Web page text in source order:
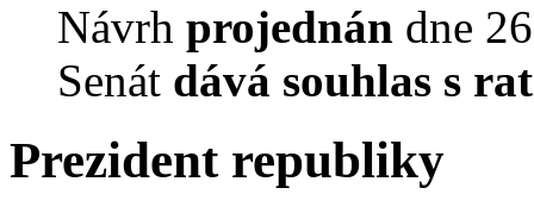
Návrh projednán dne
Senát dává souhlas s
Prezident republiky